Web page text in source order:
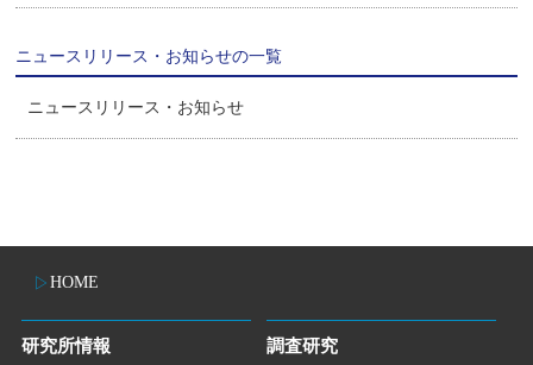
ニュースリリース・お知らせの一覧
ニュースリリース・お知らせ
HOME
研究所情報 調査研究